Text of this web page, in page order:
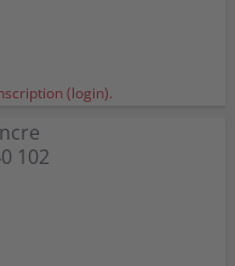
(login).
102